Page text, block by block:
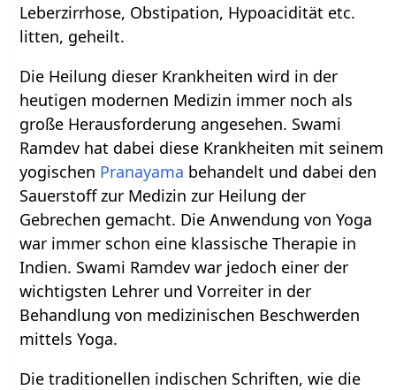
Leberzirrhose, Obstipation, Hypoacidität etc.
litten, geheilt.
Die Heilung dieser Krankheiten wird in der
heutigen modernen Medizin immer noch als
große Herausforderung angesehen. Swami
Ramdev hat dabei diese Krankheiten mit seinem
yogischen Pranayama behandelt und dabei den
Sauerstoff zur Medizin zur Heilung der
Gebrechen gemacht. Die Anwendung von Yoga
war immer schon eine klassische Therapie in
Indien. Swami Ramdev war jedoch einer der
wichtigsten Lehrer und Vorreiter in der
Behandlung von medizinischen Beschwerden
mittels Yoga.
Die traditionellen indischen Schriften, wie die